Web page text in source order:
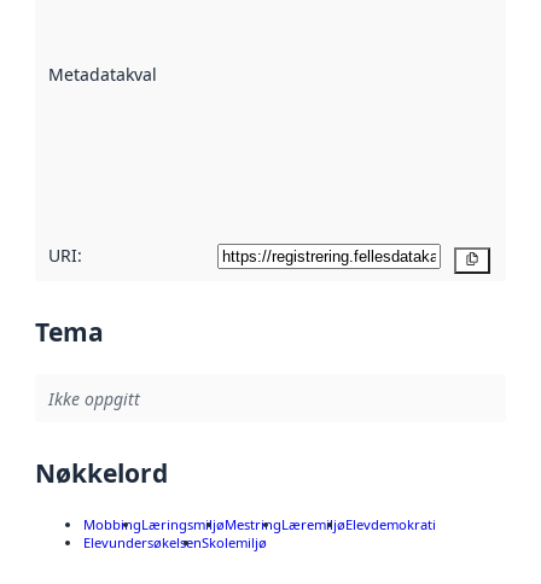
Metadatakvalitet
URI:
Tema
Ikke oppgitt
Nøkkelord
MobbingLæringsmiljøMestringLæremiljøElevdemokrati
ElevundersøkelsenSkolemiljø